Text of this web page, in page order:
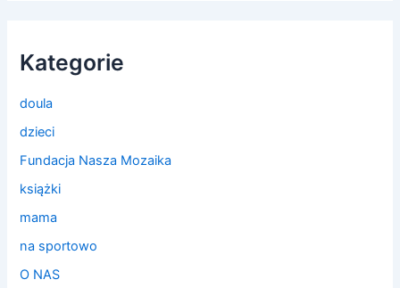
Kategorie
doula
dzieci
Fundacja Nasza Mozaika
książki
mama
na sportowo
O NAS